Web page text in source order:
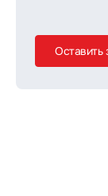
Оставить